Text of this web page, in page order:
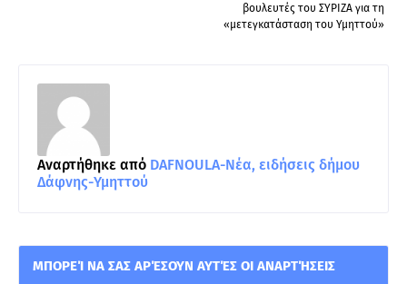
βουλευτές του ΣΥΡΙΖΑ για τη
«μετεγκατάσταση του Υμηττού»
Αναρτήθηκε από DAFNOULA-Νέα, ειδήσεις δήμου
Δάφνης-Υμηττού
ΜΠΟΡΕΊ ΝΑ ΣΑΣ ΑΡΈΣΟΥΝ ΑΥΤΈΣ ΟΙ ΑΝΑΡΤΉΣΕΙΣ